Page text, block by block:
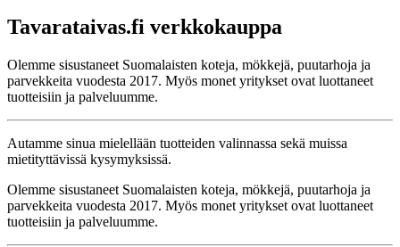
Tavarataivas.fi verkkokauppa
Olemme sisustaneet Suomalaisten koteja, mökkejä, puutarhoja ja
parvekkeita vuodesta 2017. Myös monet yritykset ovat luottaneet
tuotteisiin ja palveluumme.
Autamme sinua mielellään tuotteiden valinnassa sekä muissa
mietityttävissä kysymyksissä.
Olemme sisustaneet Suomalaisten koteja, mökkejä, puutarhoja ja
parvekkeita vuodesta 2017. Myös monet yritykset ovat luottaneet
tuotteisiin ja palveluumme.